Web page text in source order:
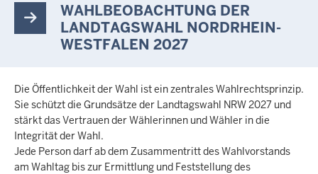
WAHLBEOBACHTUNG DER
LANDTAGSWAHL NORDRHEIN-
WESTFALEN 2027
Die Öffentlichkeit der Wahl ist ein zentrales Wahlrechtsprinzip.
Sie schützt die Grundsätze der Landtagswahl NRW 2027 und
stärkt das Vertrauen der Wählerinnen und Wähler in die
Integrität der Wahl.
Jede Person darf ab dem Zusammentritt des Wahlvorstands
am Wahltag bis zur Ermittlung und Feststellung des